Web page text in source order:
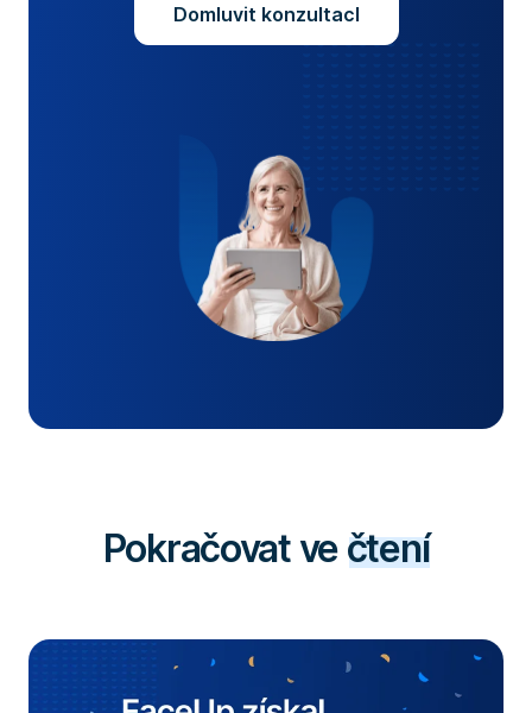
Domluvit konzultacI
Pokračovat ve čtení